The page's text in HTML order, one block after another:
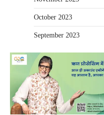
October 2023
September 2023